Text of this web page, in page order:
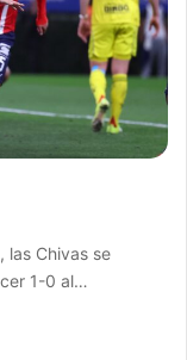
las Chivas se
1-0 al…